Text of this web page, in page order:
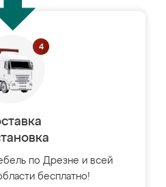
по Дрезне и всей
бесплатно!